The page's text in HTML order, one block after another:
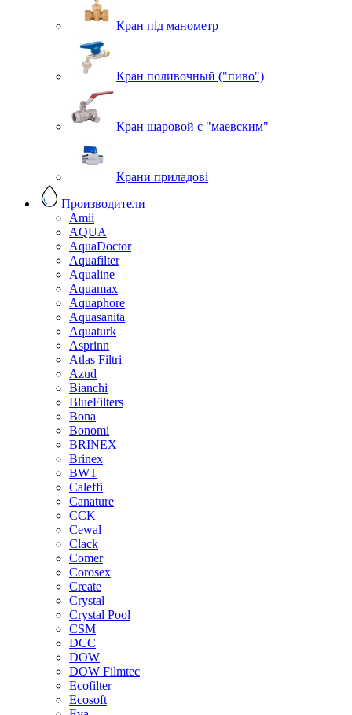
Кран під манометр
Кран поливочный ("пиво")
Кран шаровой с "маевским"
Крани приладові
Производители
Amii
AQUA
AquaDoctor
Aquafilter
Aqualine
Aquamax
Aquaphore
Aquasanita
Aquaturk
Asprinn
Atlas Filtri
Azud
Bianchi
BlueFilters
Bona
Bonomi
BRINEX
Brinex
BWT
Caleffi
Canature
CCK
Cewal
Clack
Comer
Corosex
Create
Crystal
Crystal Pool
CSM
DCC
DOW
DOW Filmtec
Ecofilter
Ecosoft